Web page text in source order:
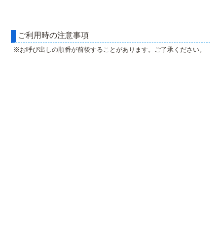
ご利用時の注意事項
※お呼び出しの順番が前後することがあります。ご了承ください。